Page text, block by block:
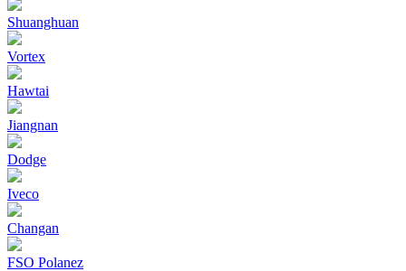
Shuanghuan
Vortex
Hawtai
Jiangnan
Dodge
Iveco
Changan
FSO Polanez